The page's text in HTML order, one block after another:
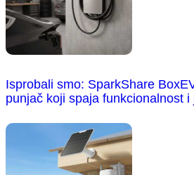
Isprobali smo: SparkShare
punjač koji spaja funkcionalnost